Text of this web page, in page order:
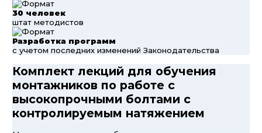
30 человек
штат методистов
Разработка программ
с учетом последних изменений Законодательства
Комплект лекций для обучения
монтажников по работе с
высокопрочными болтами с
контролируемым натяжением